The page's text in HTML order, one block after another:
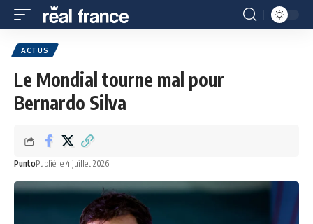
ACTUS
Le Mondial tourne mal pour
Bernardo Silva
PuntoPublié le 4 juillet 2026